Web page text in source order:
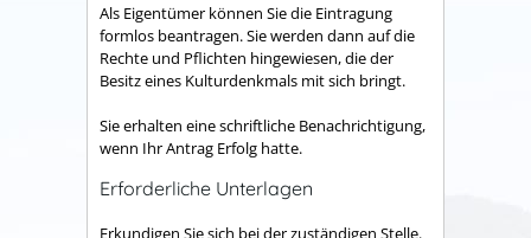
Als Eigentümer können Sie die Eintragung
formlos beantragen. Sie werden dann auf die
Rechte und Pflichten hingewiesen, die der
Besitz eines Kulturdenkmals mit sich bringt.
Sie erhalten eine schriftliche Benachrichtigung,
wenn Ihr Antrag Erfolg hatte.
Erforderliche Unterlagen